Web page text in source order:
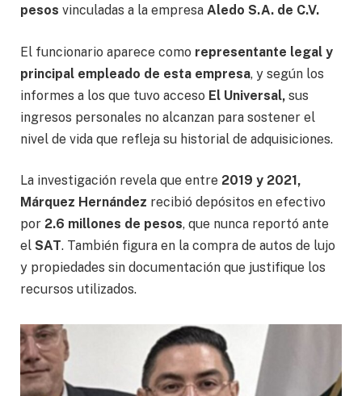
pesos vinculadas a la empresa Aledo S.A. de C.V.
El funcionario aparece como representante legal y
principal empleado de esta empresa, y según los
informes a los que tuvo acceso El Universal, sus
ingresos personales no alcanzan para sostener el
nivel de vida que refleja su historial de adquisiciones.
La investigación revela que entre 2019 y 2021,
Márquez Hernández recibió depósitos en efectivo
por 2.6 millones de pesos, que nunca reportó ante
el SAT. También figura en la compra de autos de lujo
y propiedades sin documentación que justifique los
recursos utilizados.